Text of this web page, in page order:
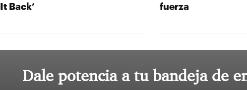
It Back’
fuerza
Dale potencia a tu bandeja de